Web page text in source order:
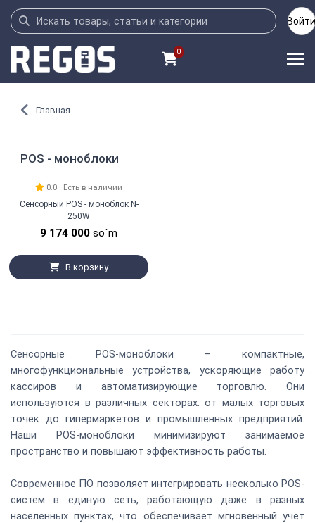
0
Главная
POS - моноблоки
0.0 · Есть в наличии
Сенсорный POS - моноблок N-
250W
9 174 000 so`m
В корзину
Сенсорные POS-моноблоки – компактные,
многофункциональные устройства, ускоряющие работу
кассиров и автоматизирующие торговлю. Они
используются в различных секторах: от малых торговых
точек до гипермаркетов и промышленных предприятий.
Наши POS-моноблоки минимизируют занимаемое
пространство и повышают эффективность работы.
Современное ПО позволяет интегрировать несколько POS-
систем в единую сеть, работающую даже в разных
населенных пунктах, что обеспечивает мгновенный учет